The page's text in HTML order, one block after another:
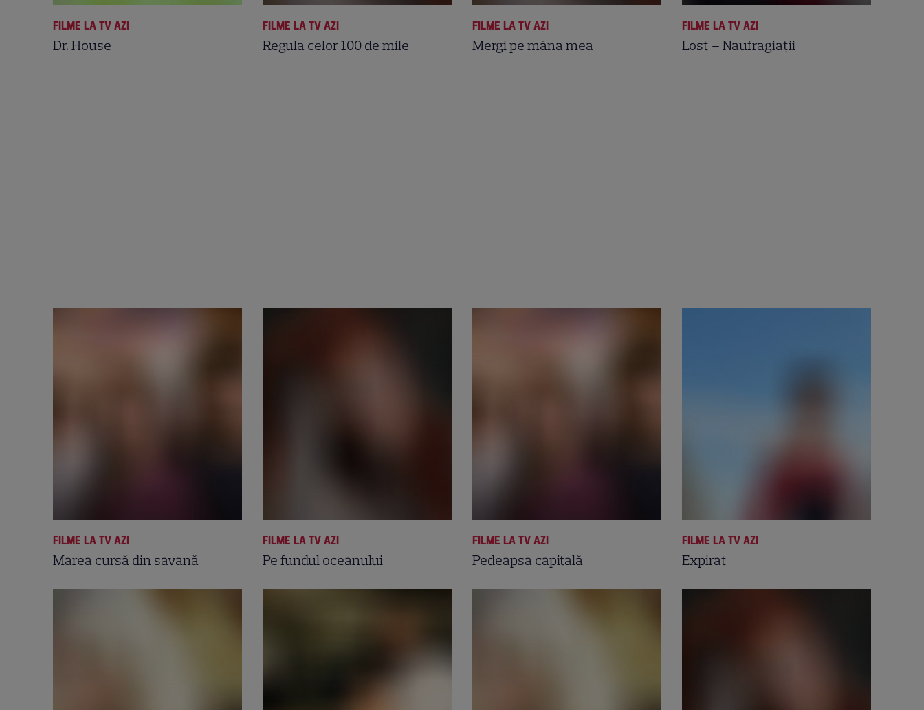
FILME LA TV AZI
Dr. House
FILME LA TV AZI
Regula celor 100 de mile
FILME LA TV AZI
Mergi pe mâna mea
FILME LA TV AZI
Lost – Naufragiații
FILME LA TV AZI
Marea cursă din savană
FILME LA TV AZI
Pe fundul oceanului
FILME LA TV AZI
Pedeapsa capitală
FILME LA TV AZI
Expirat